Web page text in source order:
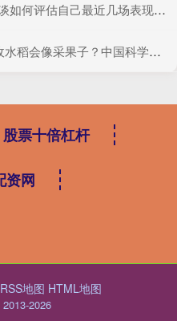
自己最近几场表现？谢泼德：抛不开
子？中国科学家破解水稻“多年生”关键
股票十倍杠杆
资网
RSS地图 HTML地图
2026